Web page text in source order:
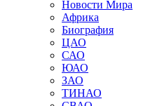
Новости Мира
Африка
Биография
ЦАО
САО
ЮАО
ЗАО
ТИНАО